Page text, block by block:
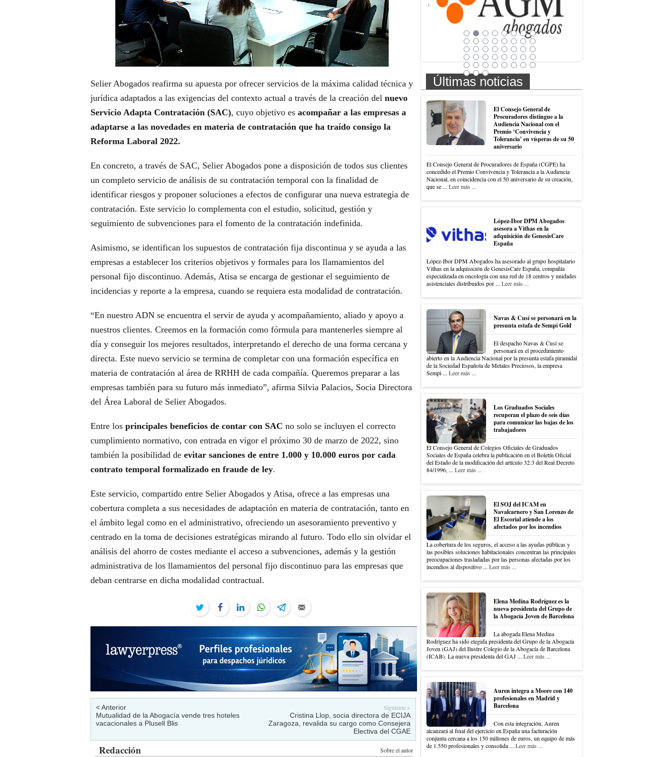
Selier Abogados reafirma su apuesta por ofrecer servicios de la máxima calidad técnica y
jurídica adaptados a las exigencias del contexto actual a través de la creación del nuevo
Servicio Adapta Contratación (SAC), cuyo objetivo es acompañar a las empresas a
adaptarse a las novedades en materia de contratación que ha traído consigo la
Reforma Laboral 2022.
En concreto, a través de SAC, Selier Abogados pone a disposición de todos sus clientes
un completo servicio de análisis de su contratación temporal con la finalidad de
identificar riesgos y proponer soluciones a efectos de configurar una nueva estrategia de
contratación. Este servicio lo complementa con el estudio, solicitud, gestión y
seguimiento de subvenciones para el fomento de la contratación indefinida.
Asimismo, se identifican los supuestos de contratación fija discontinua y se ayuda a las
empresas a establecer los criterios objetivos y formales para los llamamientos del
personal fijo discontinuo. Además, Atisa se encarga de gestionar el seguimiento de
incidencias y reporte a la empresa, cuando se requiera esta modalidad de contratación.
“En nuestro ADN se encuentra el servir de ayuda y acompañamiento, aliado y apoyo a
nuestros clientes. Creemos en la formación como fórmula para mantenerles siempre al
día y conseguir los mejores resultados, interpretando el derecho de una forma cercana y
directa. Este nuevo servicio se termina de completar con una formación específica en
materia de contratación al área de RRHH de cada compañía. Queremos preparar a las
empresas también para su futuro más inmediato”, afirma Silvia Palacios, Socia Directora
del Área Laboral de Selier Abogados.
Entre los principales beneficios de contar con SAC no solo se incluyen el correcto
cumplimiento normativo, con entrada en vigor el próximo 30 de marzo de 2022, sino
también la posibilidad de evitar sanciones de entre 1.000 y 10.000 euros por cada
contrato temporal formalizado en fraude de ley.
Este servicio, compartido entre Selier Abogados y Atisa, ofrece a las empresas una
cobertura completa a sus necesidades de adaptación en materia de contratación, tanto en
el ámbito legal como en el administrativo, ofreciendo un asesoramiento preventivo y
centrado en la toma de decisiones estratégicas mirando al futuro. Todo ello sin olvidar el
análisis del ahorro de costes mediante el acceso a subvenciones, además y la gestión
administrativa de los llamamientos del personal fijo discontinuo para las empresas que
deban centrarse en dicha modalidad contractual.
TwitterFacebookLinkedInWhatsAppTelegramEmail
< Anterior
Mutualidad de la Abogacía vende tres hoteles
vacacionales a Plusell Blis
Siguiente >
Cristina Llop, socia directora de ECIJA
Zaragoza, revalida su cargo como Consejera
Electiva del CGAE
Sobre el autor
Redacción
Últimas noticias
El Consejo General de
Procuradores distingue a la
Audiencia Nacional con el
Premio ‘Convivencia y
Tolerancia’ en vísperas de su 50
aniversario
El Consejo General de Procuradores de España (CGPE) ha
concedido el Premio Convivencia y Tolerancia a la Audiencia
Nacional, en coincidencia con el 50 aniversario de su creación,
que se ... Leer más ...
López-Ibor DPM Abogados
asesora a Vithas en la
adquisición de GenesisCare
España
López-Ibor DPM Abogados ha asesorado al grupo hospitalario
Vithas en la adquisición de GenesisCare España, compañía
especializada en oncología con una red de 18 centros y unidades
asistenciales distribuidos por ... Leer más ...
Navas & Cusí se personará en la
presunta estafa de Sempi Gold
El despacho Navas & Cusí se
personará en el procedimiento
abierto en la Audiencia Nacional por la presunta estafa piramidal
de la Sociedad Española de Metales Preciosos, la empresa
Sempi ... Leer más ...
Los Graduados Sociales
recuperan el plazo de seis días
para comunicar las bajas de los
trabajadores
El Consejo General de Colegios Oficiales de Graduados
Sociales de España celebra la publicación en el Boletín Oficial
del Estado de la modificación del artículo 32.3 del Real Decreto
84/1996, ... Leer más ...
El SOJ del ICAM en
Navalcarnero y San Lorenzo de
El Escorial atiende a los
afectados por los incendios
La cobertura de los seguros, el acceso a las ayudas públicas y
las posibles soluciones habitacionales concentran las principales
preocupaciones trasladadas por las personas afectadas por los
incendios al dispositivo ... Leer más ...
Elena Medina Rodríguez es la
nueva presidenta del Grupo de
la Abogacía Joven de Barcelona
La abogada Elena Medina
Rodríguez ha sido elegida presidenta del Grupo de la Abogacía
Joven (GAJ) del Ilustre Colegio de la Abogacía de Barcelona
(ICAB). La nueva presidenta del GAJ ... Leer más ...
Auren integra a Moore con 140
profesionales en Madrid y
Barcelona
Con esta integración, Auren
alcanzará al final del ejercicio en España una facturación
conjunta cercana a los 150 millones de euros, un equipo de más
de 1.550 profesionales y consolida ... Leer más ...